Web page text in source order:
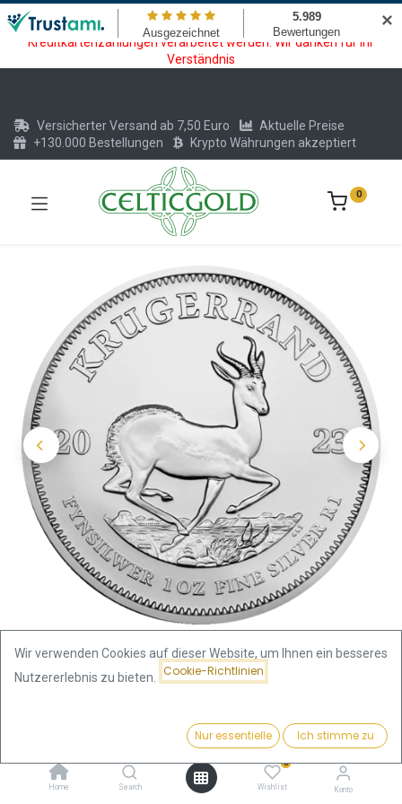
Wartungsarbeiten am Kreditkarten und Krypto Bezahlmodul. In der
Zeit vom 20.07. - 09.08.2026 können keine Krypto oder
Kreditkartenzahlungen verarbeitet werden. Wir danken für Ihr
Verständnis
Preis:
70,46 € Kaufen
Home Search
0
Wishlist Konto
Versicherter Versand ab 7,50 Euro
Aktuelle Preise
+130.000 Bestellungen
Krypto Währungen akzeptiert
0
Krügerrand 1 Unze Silbermünze 2023 | differenzbesteuert
Krügerrand 1 Unze Silbermünze
Wir verwenden Cookies auf dieser Website, um Ihnen ein besseres
Nutzererlebnis zu bieten.
Cookie-Richtlinien
Nur essentielle Ich stimme zu
✕